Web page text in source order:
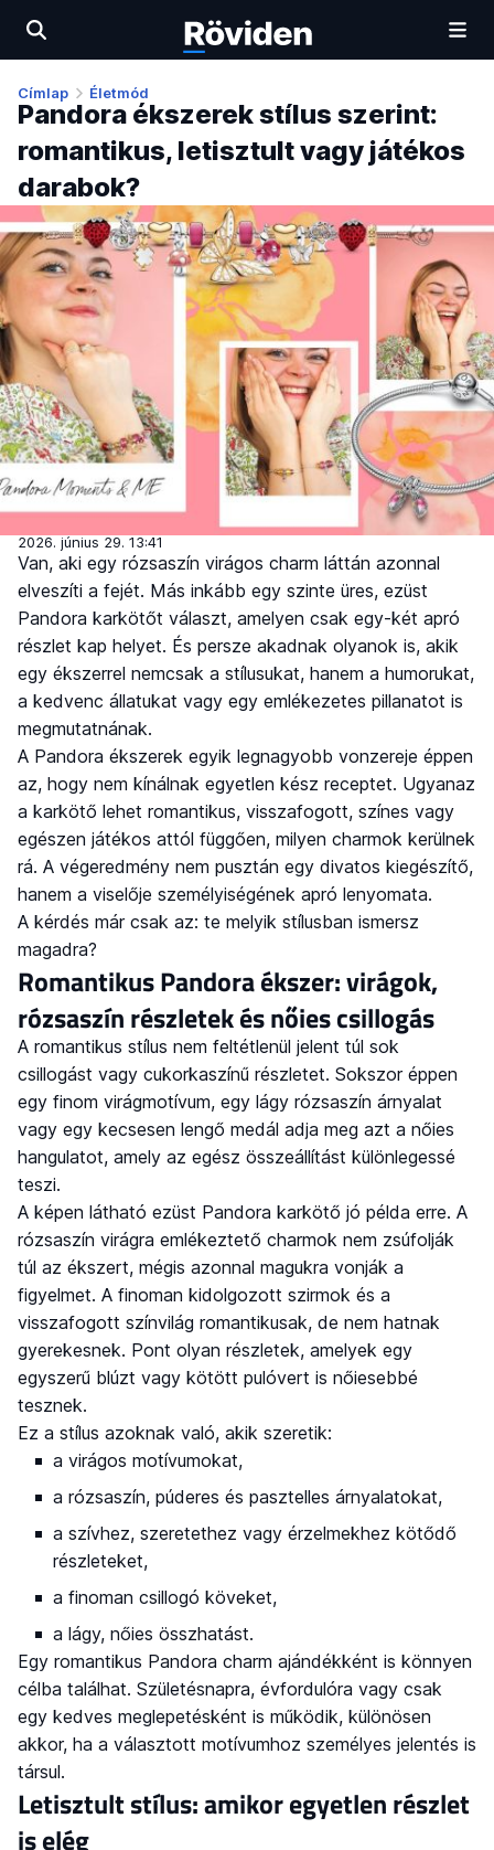
Címlap Életmód
Pandora ékszerek stílus szerint:
romantikus, letisztult vagy játékos
darabok?
2026. június 29. 13:41
Van, aki egy rózsaszín virágos charm láttán azonnal
elveszíti a fejét. Más inkább egy szinte üres, ezüst
Pandora karkötőt választ, amelyen csak egy-két apró
részlet kap helyet. És persze akadnak olyanok is, akik
egy ékszerrel nemcsak a stílusukat, hanem a humorukat,
a kedvenc állatukat vagy egy emlékezetes pillanatot is
megmutatnának.
A Pandora ékszerek egyik legnagyobb vonzereje éppen
az, hogy nem kínálnak egyetlen kész receptet. Ugyanaz
a karkötő lehet romantikus, visszafogott, színes vagy
egészen játékos attól függően, milyen charmok kerülnek
rá. A végeredmény nem pusztán egy divatos kiegészítő,
hanem a viselője személyiségének apró lenyomata.
A kérdés már csak az: te melyik stílusban ismersz
magadra?
Romantikus Pandora ékszer: virágok,
rózsaszín részletek és nőies csillogás
A romantikus stílus nem feltétlenül jelent túl sok
csillogást vagy cukorkaszínű részletet. Sokszor éppen
egy finom virágmotívum, egy lágy rózsaszín árnyalat
vagy egy kecsesen lengő medál adja meg azt a nőies
hangulatot, amely az egész összeállítást különlegessé
teszi.
A képen látható ezüst Pandora karkötő jó példa erre. A
rózsaszín virágra emlékeztető charmok nem zsúfolják
túl az ékszert, mégis azonnal magukra vonják a
figyelmet. A finoman kidolgozott szirmok és a
visszafogott színvilág romantikusak, de nem hatnak
gyerekesnek. Pont olyan részletek, amelyek egy
egyszerű blúzt vagy kötött pulóvert is nőiesebbé
tesznek.
Ez a stílus azoknak való, akik szeretik:
a virágos motívumokat,
a rózsaszín, púderes és pasztelles árnyalatokat,
a szívhez, szeretethez vagy érzelmekhez kötődő
részleteket,
a finoman csillogó köveket,
a lágy, nőies összhatást.
Egy romantikus Pandora charm ajándékként is könnyen
célba találhat. Születésnapra, évfordulóra vagy csak
egy kedves meglepetésként is működik, különösen
akkor, ha a választott motívumhoz személyes jelentés is
társul.
Letisztult stílus: amikor egyetlen részlet
is elég